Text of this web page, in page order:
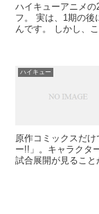
ハイキューアニメ
フ。 実は、1期の後
んです。 しかし、
ハイキュー
原作コミックスだ
ー!!」。キャラクタ
試合展開が見るこ